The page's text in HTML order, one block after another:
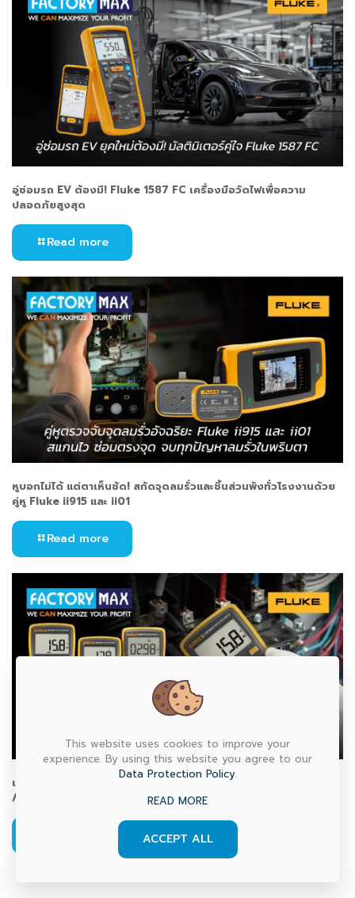
อู่ซ่อมรถ EV ต้องมี! Fluke 1587 FC เครื่องมือวัดไฟเพื่อความ
ปลอดภัยสูงสุด
Read more
หูบอกไม่ได้ แต่ตาเห็นชัด! สกัดจุดลมรั่วและชิ้นส่วนพังทั่วโรงงานด้วย
คู่หู Fluke ii915 และ ii01
Read more
เจาะลึกมัลติมิเตอร์ Fluke ตระกูล MAX & Plus: เทียบชัด 15B / 17B
/ 18B รุ่นไหนที่ใช่สำหรับงานคุณ?
This website uses cookies to improve your
experience. By using this website you agree to our
Data Protection Policy.
READ MORE
ACCEPT ALL